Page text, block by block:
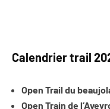
Calendrier trail
Open Trail du
Open Train de